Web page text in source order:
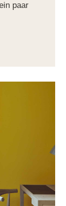
paar